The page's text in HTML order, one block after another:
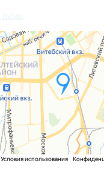
навигация, поиск мест